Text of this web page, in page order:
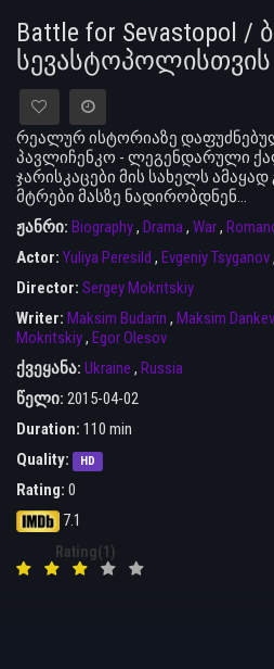
Battle for Sevastopol
სევასტოპოლისთვის
რეალურ ისტორიაზე
პავლიჩენკო - ლეგენდარული
ჯარისკაცები მის სახელს
მტრები მასზე ნადირობდნენ…
ჟანრი: Biography, Drama, War,
Actor: Yuliya Peresild , Evgeniy Tsyganov,
Director: Sergey Mokritskiy
Writer: Maksim Budarin , Maksim
Mokritskiy, Egor Olesov
ქვეყანა: Ukraine , Russia
წელი: 2015-04-02
Duration: 110 min
Quality:
HD
Rating: 0
7.1
Rating(1)